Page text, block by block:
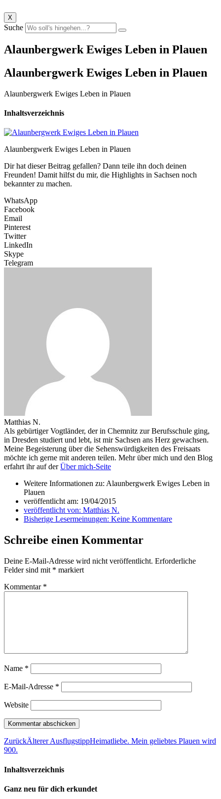
X
Suche
Alaunbergwerk Ewiges Leben in Plauen
Alaunbergwerk Ewiges Leben in Plauen
Alaunbergwerk Ewiges Leben in Plauen
Inhaltsverzeichnis
Alaunbergwerk Ewiges Leben in Plauen
Dir hat dieser Beitrag gefallen? Dann teile ihn doch deinen
Freunden! Damit hilfst du mir, die Highlights in Sachsen noch
bekannter zu machen.
WhatsApp
Facebook
Email
Pinterest
Twitter
LinkedIn
Skype
Telegram
Matthias N.
Als gebürtiger Vogtländer, der in Chemnitz zur Berufsschule ging,
in Dresden studiert und lebt, ist mir Sachsen ans Herz gewachsen.
Meine Begeisterung über die Sehenswürdigkeiten des Freisaats
möchte ich gerne mit anderen teilen. Mehr über mich und den Blog
erfahrt ihr auf derÜber mich-Seite
Weitere Informationen zu: Alaunbergwerk Ewiges Leben in
Plauen
veröffentlicht am: 19/04/2015
veröffentlicht von: Matthias N.
Bisherige Lesermeinungen: Keine Kommentare
Schreibe einen Kommentar
Deine E-Mail-Adresse wird nicht veröffentlicht. Erforderliche
Felder sind mit * markiert
Kommentar *
Name *
E-Mail-Adresse *
Website
ZurückÄlterer AusflugstippHeimatliebe. Mein geliebtes Plauen wird
900.
Inhaltsverzeichnis
Ganz neu für dich erkundet